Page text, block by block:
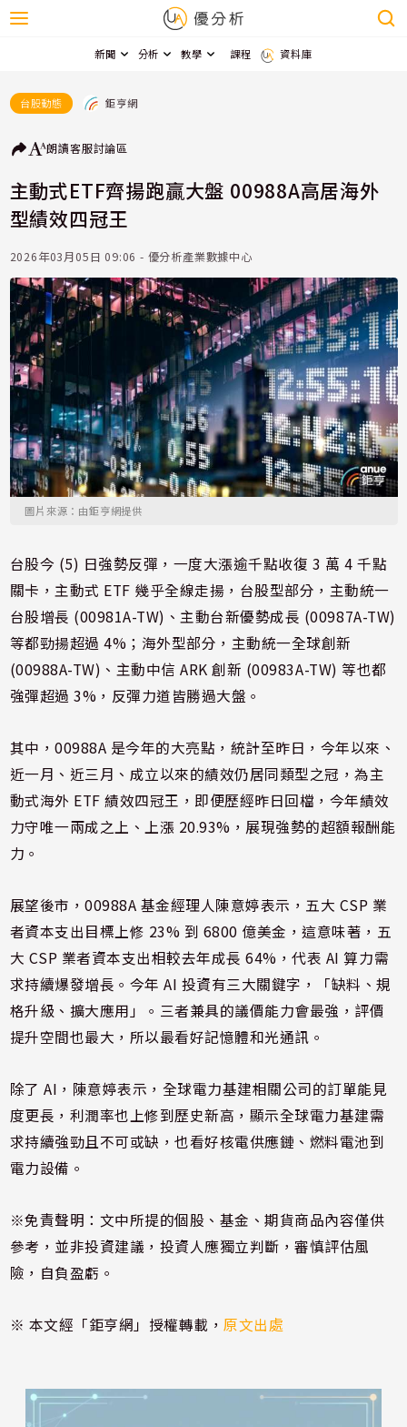
新聞 分析 教學 課程 資料庫
台股動態 鉅亨網
朗讀客服討論區
主動式ETF齊揚跑贏大盤 00988A高居海外
型績效四冠王
2026年03月05日 09:06 - 優分析產業數據中心
圖片來源：由鉅亨網提供
台股今 (5) 日強勢反彈，一度大漲逾千點收復 3 萬 4 千點
關卡，主動式 ETF 幾乎全線走揚，台股型部分，主動統一
台股增長 (00981A-TW)、主動台新優勢成長 (00987A-TW)
等都勁揚超過 4%；海外型部分，主動統一全球創新
(00988A-TW)、主動中信 ARK 創新 (00983A-TW) 等也都
強彈超過 3%，反彈力道皆勝過大盤。
其中，00988A 是今年的大亮點，統計至昨日，今年以來、
近一月、近三月、成立以來的績效仍居同類型之冠，為主
動式海外 ETF 績效四冠王，即便歷經昨日回檔，今年績效
力守唯一兩成之上、上漲 20.93%，展現強勢的超額報酬能
力。
展望後市，00988A 基金經理人陳意婷表示，五大 CSP 業
者資本支出目標上修 23% 到 6800 億美金，這意味著，五
大 CSP 業者資本支出相較去年成長 64%，代表 AI 算力需
求持續爆發增長。今年 AI 投資有三大關鍵字，「缺料、規
格升級、擴大應用」。三者兼具的議價能力會最強，評價
提升空間也最大，所以最看好記憶體和光通訊。
除了 AI，陳意婷表示，全球電力基建相關公司的訂單能見
度更長，利潤率也上修到歷史新高，顯示全球電力基建需
求持續強勁且不可或缺，也看好核電供應鏈、燃料電池到
電力設備。
※免責聲明：文中所提的個股、基金、期貨商品內容僅供
參考，並非投資建議，投資人應獨立判斷，審慎評估風
險，自負盈虧。
※ 本文經「鉅亨網」授權轉載，原文出處